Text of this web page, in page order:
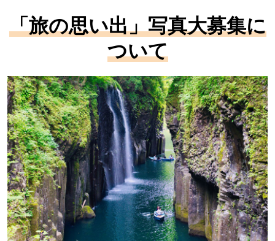
「旅の思い出」写真大募集に
ついて